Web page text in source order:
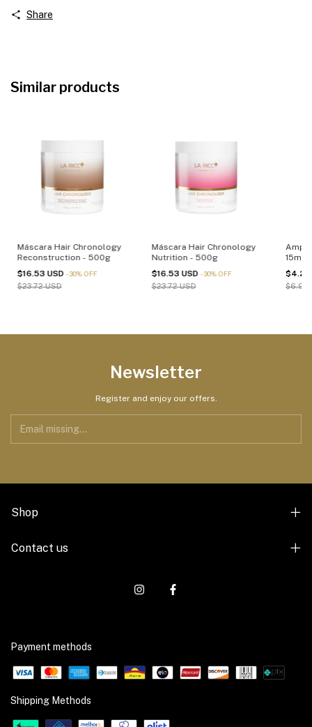
Share
Similar products
Máscara Hair Chronology
Reconstruction - 500g
$16.53 USD -30%OFF
$23.72 USD
Máscara Hair Chronology
Nutrition - 500g
$16.53 USD -30%OFF
$23.72 USD
15ml
$4.21
$6.99
Newsletter
Register and enjoy our offers.
Shop
Contact us
Payment methods
Shipping Methods